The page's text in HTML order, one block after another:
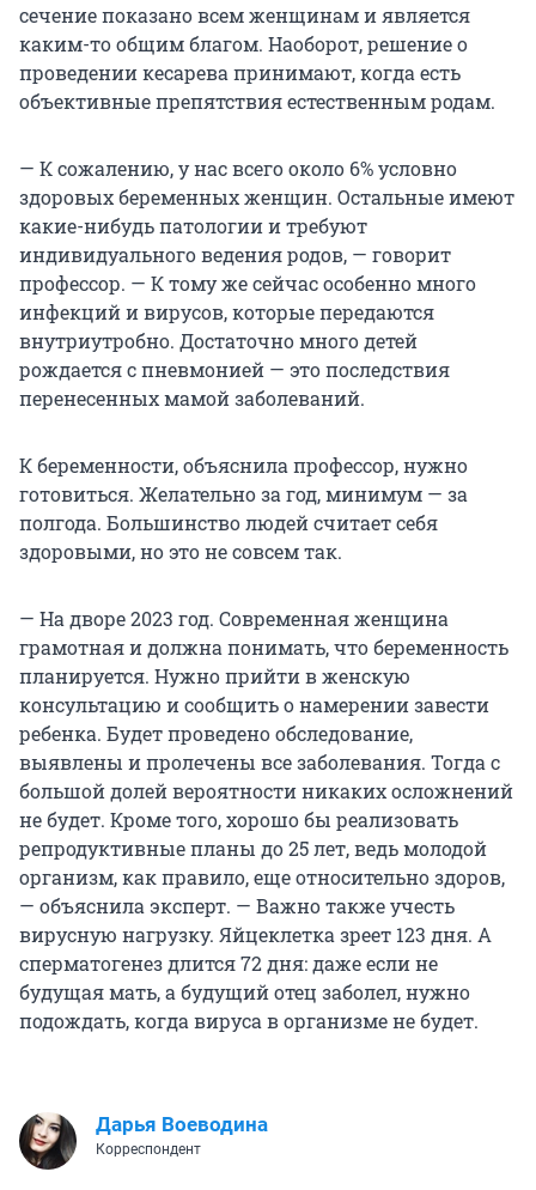
сечение показано всем женщинам и является
каким-то общим благом. Наоборот, решение о
проведении кесарева принимают, когда есть
объективные препятствия естественным родам.
— К сожалению, у нас всего около 6% условно
здоровых беременных женщин. Остальные имеют
какие-нибудь патологии и требуют
индивидуального ведения родов, — говорит
профессор. — К тому же сейчас особенно много
инфекций и вирусов, которые передаются
внутриутробно. Достаточно много детей
рождается с пневмонией — это последствия
перенесенных мамой заболеваний.
К беременности, объяснила профессор, нужно
готовиться. Желательно за год, минимум — за
полгода. Большинство людей считает себя
здоровыми, но это не совсем так.
— На дворе 2023 год. Современная женщина
грамотная и должна понимать, что беременность
планируется. Нужно прийти в женскую
консультацию и сообщить о намерении завести
ребенка. Будет проведено обследование,
выявлены и пролечены все заболевания. Тогда с
большой долей вероятности никаких осложнений
не будет. Кроме того, хорошо бы реализовать
репродуктивные планы до 25 лет, ведь молодой
организм, как правило, еще относительно здоров,
— объяснила эксперт. — Важно также учесть
вирусную нагрузку. Яйцеклетка зреет 123 дня. А
сперматогенез длится 72 дня: даже если не
будущая мать, а будущий отец заболел, нужно
подождать, когда вируса в организме не будет.
Дарья Воеводина
Корреспондент